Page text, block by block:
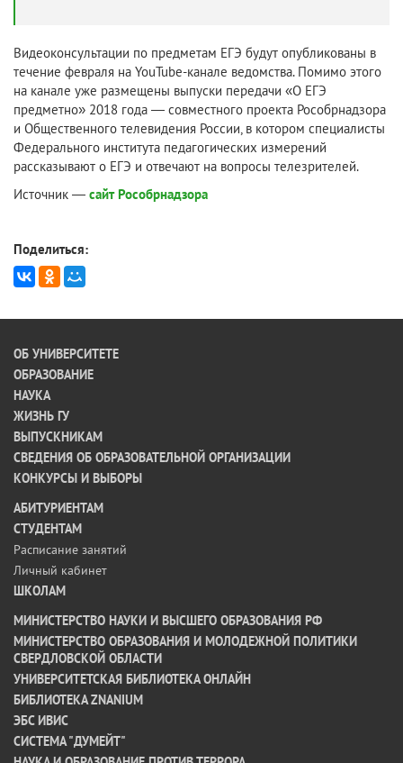
Видеоконсультации по предметам ЕГЭ будут опубликованы в
течение февраля на YouTube-канале ведомства. Помимо этого
на канале уже размещены выпуски передачи «О ЕГЭ
предметно» 2018 года — совместного проекта Рособрнадзора
и Общественного телевидения России, в котором специалисты
Федерального института педагогических измерений
рассказывают о ЕГЭ и отвечают на вопросы телезрителей.
Источник — сайт Рособрнадзора
Поделиться:
ОБ УНИВЕРСИТЕТЕ
ОБРАЗОВАНИЕ
НАУКА
ЖИЗНЬ ГУ
ВЫПУСКНИКАМ
СВЕДЕНИЯ ОБ ОБРАЗОВАТЕЛЬНОЙ ОРГАНИЗАЦИИ
КОНКУРСЫ И ВЫБОРЫ
АБИТУРИЕНТАМ
СТУДЕНТАМ
Расписание занятий
Личный кабинет
ШКОЛАМ
МИНИСТЕРСТВО НАУКИ И ВЫСШЕГО ОБРАЗОВАНИЯ РФ
МИНИСТЕРСТВО ОБРАЗОВАНИЯ И МОЛОДЕЖНОЙ ПОЛИТИКИ
СВЕРДЛОВСКОЙ ОБЛАСТИ
УНИВЕРСИТЕТСКАЯ БИБЛИОТЕКА ОНЛАЙН
БИБЛИОТЕКА ZNANIUM
ЭБС ИВИС
СИСТЕМА "ДУМЕЙТ"